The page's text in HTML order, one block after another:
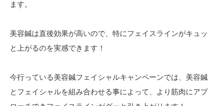
ます。
美容鍼は直後効果が高いので、特にフェイスラインがキュッ
と上がるのを実感できます！
今行っている美容鍼フェイシャルキャンペーンでは、美容鍼
とフェイシャルを組み合わせる事によって、より筋肉にアプ